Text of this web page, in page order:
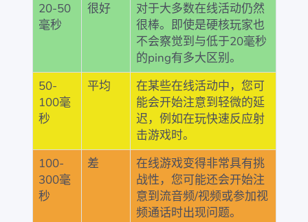
20-50
毫秒
很好
对于大多数在线活动仍然
很棒。即使是硬核玩家也
不会察觉到与低于20毫秒
的ping有多大区别。
50-
100毫
秒
平均
在某些在线活动中，您可
能会开始注意到轻微的延
迟，例如在玩快速反应射
击游戏时。
100-
300毫
秒
差
在线游戏变得非常具有挑
战性，您可能还会开始注
意到流音频/视频或参加视
频通话时出现问题。